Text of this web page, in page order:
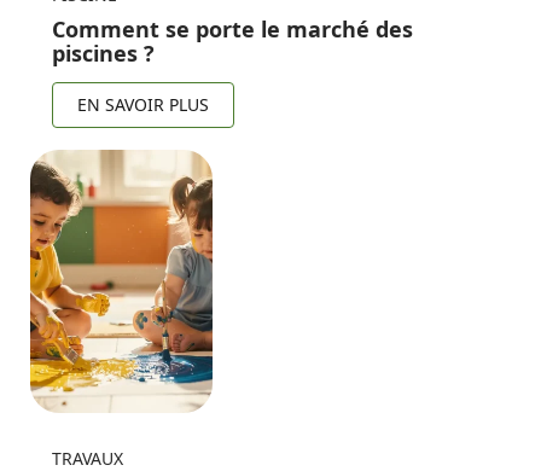
Comment se porte le marché des
piscines ?
EN SAVOIR PLUS
TRAVAUX